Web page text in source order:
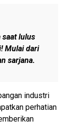
saat lulus
Mulai dari
sarjana.
industri
perhatian